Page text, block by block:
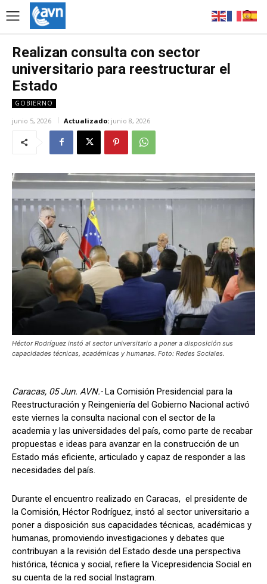
Realizan consulta con sector
universitario para reestructurar el
Estado
GOBIERNO
junio 5, 2026 Actualizado: junio 8, 2026
Héctor Rodríguez instó al sector universitario a poner a disposición sus
capacidades técnicas, académicas y humanas. Foto: Redes Sociales.
Caracas, 05 Jun. AVN.-La Comisión Presidencial para la
Reestructuración y Reingeniería del Gobierno Nacional activó
este viernes la consulta nacional con el sector de la
academia y las universidades del país, como parte de recabar
propuestas e ideas para avanzar en la construcción de un
Estado más eficiente, articulado y capaz de responder a las
necesidades del país.
Durante el encuentro realizado en Caracas, el presidente de
la Comisión, Héctor Rodríguez, instó al sector universitario a
poner a disposición sus capacidades técnicas, académicas y
humanas, promoviendo investigaciones y debates que
contribuyan a la revisión del Estado desde una perspectiva
histórica, técnica y social, refiere la Vicepresidencia Social en
su cuenta de la red social Instagram.